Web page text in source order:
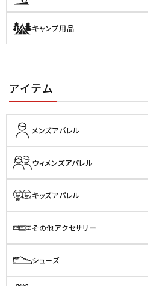
キャンプ用品
アイテム
メンズアパレル
ウィメンズアパレル
キッズアパレル
その他アクセサリー
シューズ